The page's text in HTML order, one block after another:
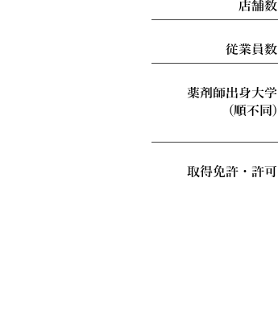
店舗数
​従業員数
薬剤師出身大学
(順不同)
取得免許・許可